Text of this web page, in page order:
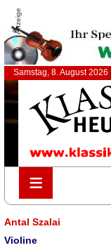
Anzeige
Samstag, 8. August 2026
≡
≡
Antal Szalai
Violine